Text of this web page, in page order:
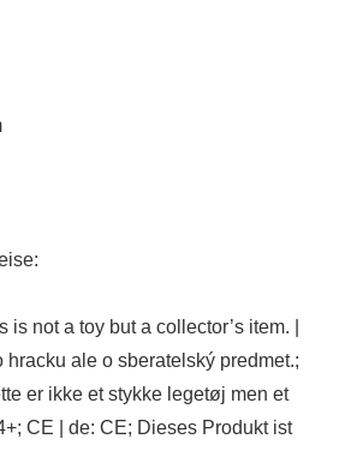
is not a toy but a collector’s item. |
hracku ale o sberatelský predmet.;
er ikke et stykke legetøj men et
CE | de: CE; Dieses Produkt ist